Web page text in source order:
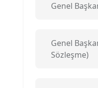
Genel
Genel
Sözleşme)